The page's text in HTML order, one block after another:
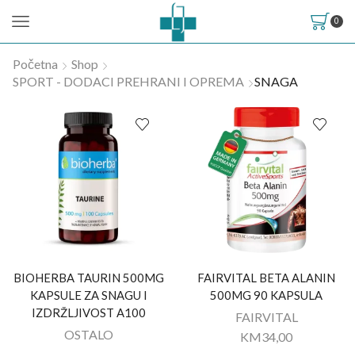
0
Početna
Shop
SPORT - DODACI PREHRANI I OPREMA
SNAGA
BIOHERBA TAURIN 500MG
KAPSULE ZA SNAGU I
IZDRŽLJIVOST A100
OSTALO
FAIRVITAL BETA ALANIN
500MG 90 KAPSULA
FAIRVITAL
KM34,00